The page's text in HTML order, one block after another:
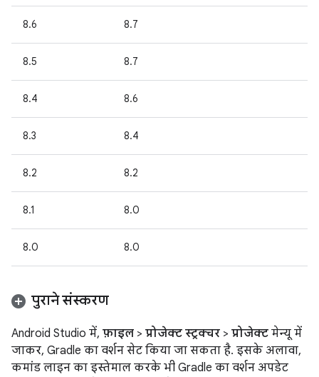
8.6 8.7
8.5 8.7
8.4 8.6
8.3 8.4
8.2 8.2
8.1 8.0
8.0 8.0
पुराने संस्करण
Android Studio में, फ़ाइल > प्रोजेक्ट स्ट्रक्चर > प्रोजेक्ट मेन्यू में
जाकर, Gradle का वर्शन सेट किया जा सकता है. इसके अलावा,
कमांड लाइन का इस्तेमाल करके भी Gradle का वर्शन अपडेट